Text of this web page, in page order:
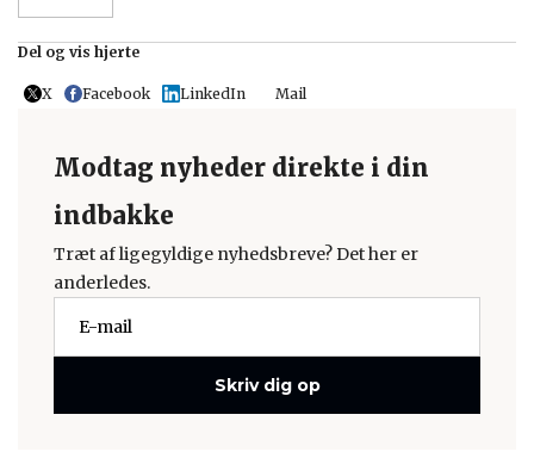
Del og vis hjerte
X Facebook LinkedIn Mail
Modtag nyheder direkte i din
indbakke
Træt af ligegyldige nyhedsbreve? Det her er
anderledes.
Skriv dig op